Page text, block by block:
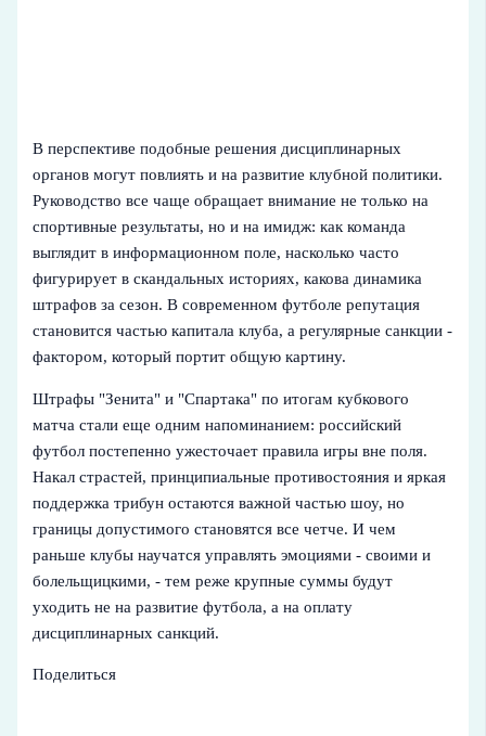
В перспективе подобные решения дисциплинарных
органов могут повлиять и на развитие клубной политики.
Руководство все чаще обращает внимание не только на
спортивные результаты, но и на имидж: как команда
выглядит в информационном поле, насколько часто
фигурирует в скандальных историях, какова динамика
штрафов за сезон. В современном футболе репутация
становится частью капитала клуба, а регулярные санкции -
фактором, который портит общую картину.
Штрафы "Зенита" и "Спартака" по итогам кубкового
матча стали еще одним напоминанием: российский
футбол постепенно ужесточает правила игры вне поля.
Накал страстей, принципиальные противостояния и яркая
поддержка трибун остаются важной частью шоу, но
границы допустимого становятся все четче. И чем
раньше клубы научатся управлять эмоциями - своими и
болельщицкими, - тем реже крупные суммы будут
уходить не на развитие футбола, а на оплату
дисциплинарных санкций.
Поделиться